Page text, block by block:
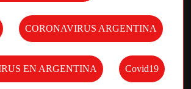
CORONAVIRUS ARGENTINA
EN ARGENTINA Covid19